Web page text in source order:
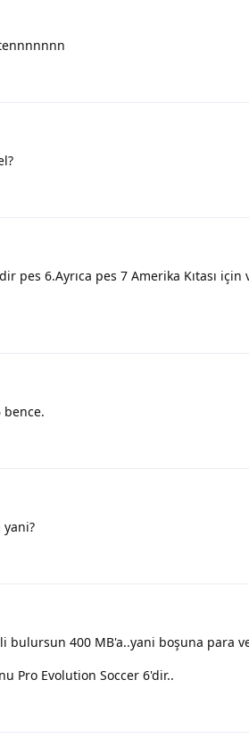
pes 6.Ayrıca pes 7 Amerika Kıtası için
bence.
bulursun 400 MB'a..yani boşuna para
Pro Evolution Soccer 6'dir..